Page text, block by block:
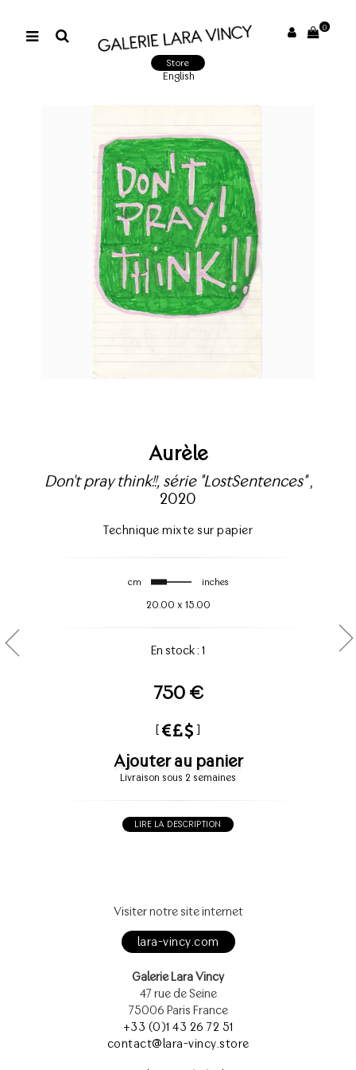
0
Store
English
Aurèle
Don't pray think!!, série "LostSentences",
2020
Technique mixte sur papier
cm inches
20.00 x 15.00
En stock : 1
750 €
[ ]
Ajouter au panier
Livraison sous 2 semaines
LIRE LA DESCRIPTION
Visiter notre site internet
lara-vincy.com
Galerie Lara Vincy
47 rue de Seine
75006 Paris France
+33 (0)1 43 26 72 51
contact@lara-vincy.store